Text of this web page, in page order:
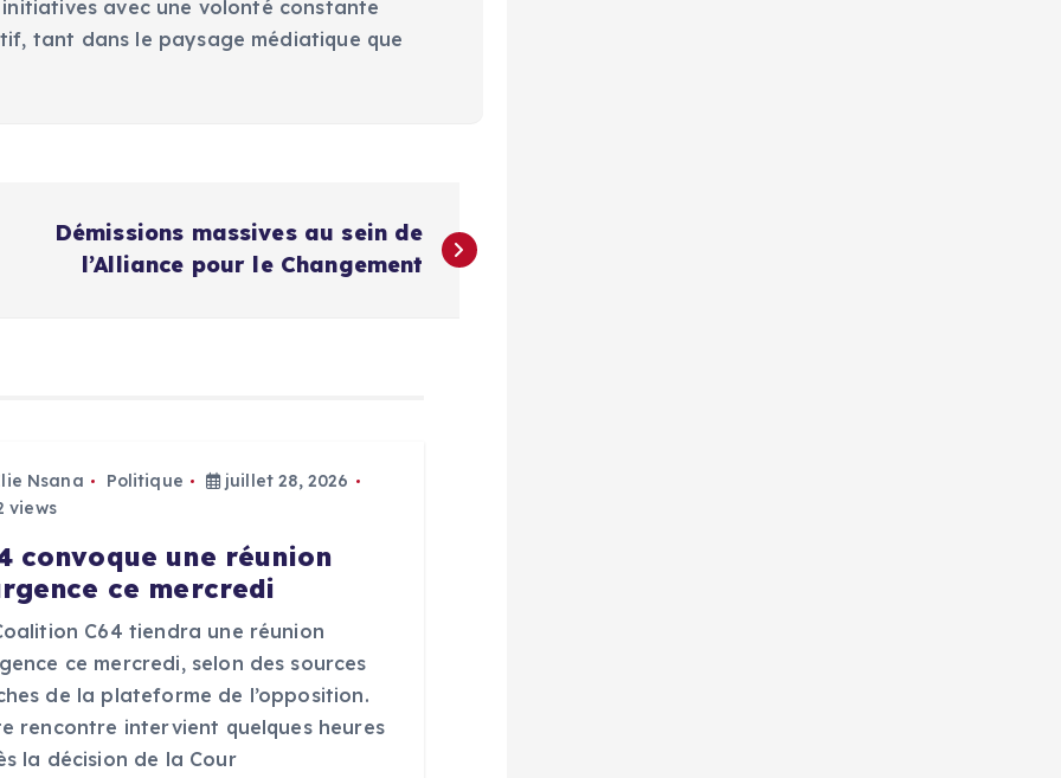
initiatives avec une volonté constante
tant dans le paysage médiatique que
Démissions massives au sein de
l’Alliance pour le Changement
Nsana Politique
juillet 28, 2026
views
convoque une réunion
ce mercredi
C64 tiendra une réunion
ce mercredi, selon des sources
de la plateforme de l’opposition.
rencontre intervient quelques heures
la décision de la Cour